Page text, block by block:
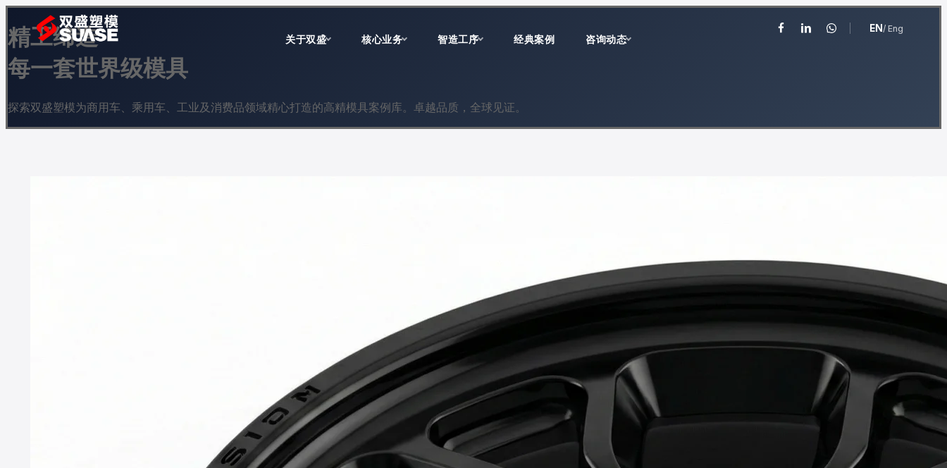
关于双盛
企业文化
核心业务
热固性模压模具
智造工序
模流分析与仿真
经典案例 咨询动态
企业新闻
facebook
linkedinwhatsapp
EN / Eng
精工缔造
每一套世界级模具
探索双盛塑模为商用车、乘用车、工业及消费品领域精心打造的高精模具案例库。卓越品质，全球见证。